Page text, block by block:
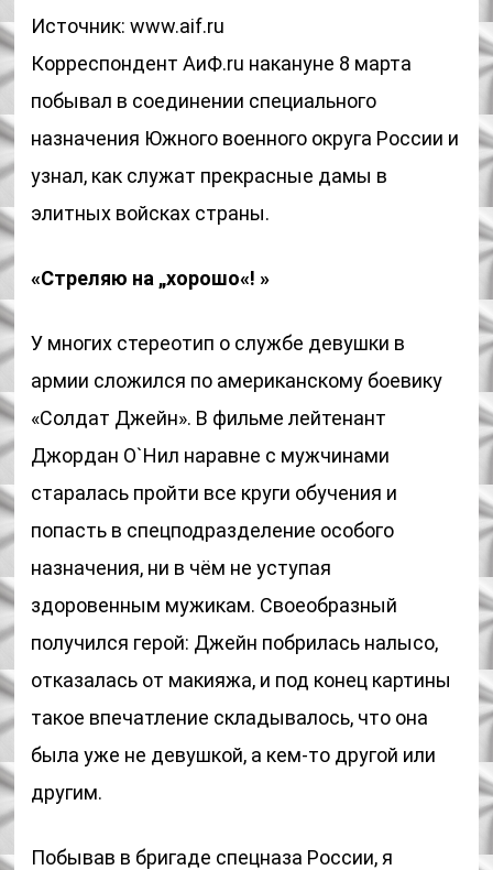
Источник: www.aif.ru
Корреспондент АиФ.ru накануне 8 марта
побывал в соединении специального
назначения Южного военного округа России и
узнал, как служат прекрасные дамы в
элитных войсках страны.
«Стреляю на „хорошо«! »
У многих стереотип о службе девушки в
армии сложился по американскому боевику
«Солдат Джейн». В фильме лейтенант
Джордан О`Нил наравне с мужчинами
старалась пройти все круги обучения и
попасть в спецподразделение особого
назначения, ни в чём не уступая
здоровенным мужикам. Своеобразный
получился герой: Джейн побрилась налысо,
отказалась от макияжа, и под конец картины
такое впечатление складывалось, что она
была уже не девушкой, а кем-то другой или
другим.
Побывав в бригаде спецназа России, я